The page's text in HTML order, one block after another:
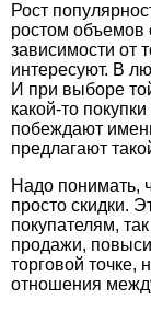
Рост
ростом объемов
зависимости от
интересуют. В
И при выборе
какой-то
побеждают
предлагают
Надо понимать,
просто скидки.
покупателям,
продажи,
торговой
отношения